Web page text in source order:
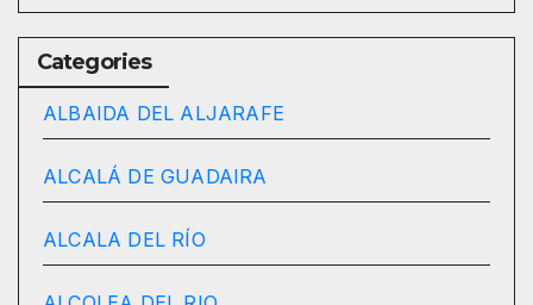
Categories
ALBAIDA DEL ALJARAFE
ALCALÁ DE GUADAIRA
ALCALA DEL RÍO